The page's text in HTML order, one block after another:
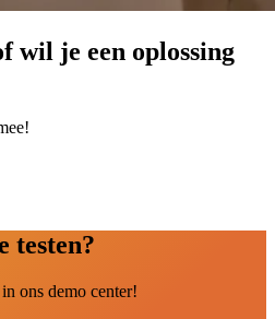
wil je een oplossing
testen?
ons demo center!